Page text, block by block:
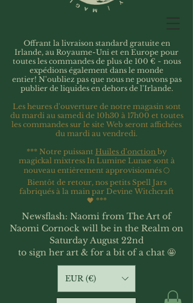
Offrant la livraison standard gratuite en
Irlande, au Royaume-Uni et en Europe pour
toutes les commandes de plus de 100 € ~ nous
expédions également dans le monde
entier! N'oubliez pas que nous ne pouvons pas
publier de liquides en dehors de l'Irlande.
Les heures d'ouverture de notre magasin sont
du mardi au samedi de 10h30 à 17h00 et toutes
les commandes sur le site Web seront affichées
du mardi au vendredi.
*** Notre puissant Huiles d'onction by
magickal mixtress In Lumine Lunae sont à
nouveau entièrement approvisionnés 🌕
Bientôt de retour, nos petits Spell Jars
fabriqués à la main par Devine Witchcraft
🖤 ***
EUR (€)
Newsflash: Naomi from The Art of
Naomi Cornock will be in the Realm on
Saturday August 22nd
to sign her art & for a bit of a chat 🤩